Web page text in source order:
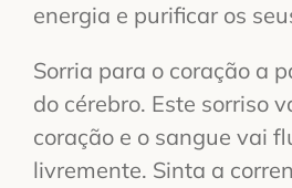
energia e purificar os
Sorria para o coração a
do cérebro. Este sorriso
coração e o sangue vai
livremente. Sinta a